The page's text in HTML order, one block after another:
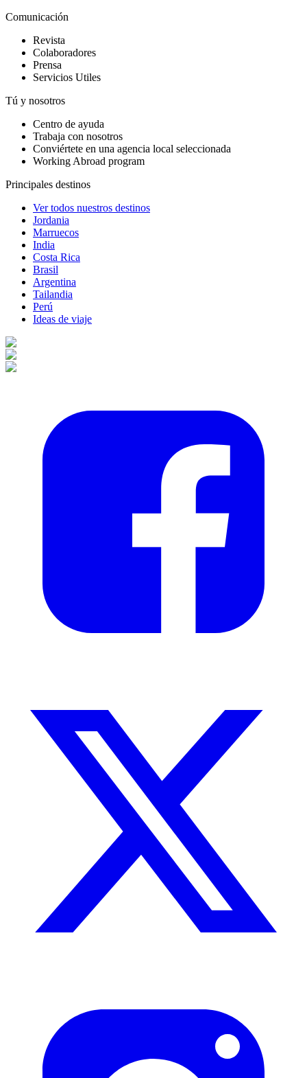
Comunicación
Revista
Colaboradores
Prensa
Servicios Utiles
Tú y nosotros
Centro de ayuda
Trabaja con nosotros
Conviértete en una agencia local seleccionada
Working Abroad program
Principales destinos
Ver todos nuestros destinos
Jordania
Marruecos
India
Costa Rica
Brasil
Argentina
Tailandia
Perú
Ideas de viaje